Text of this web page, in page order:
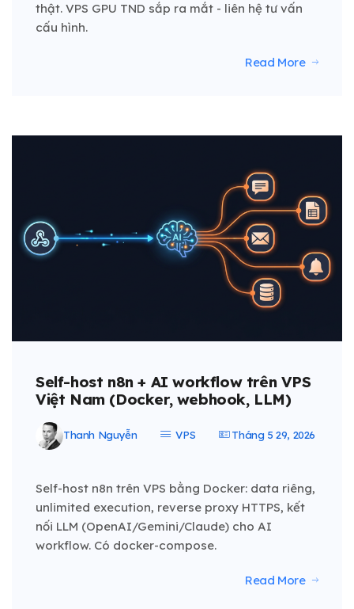
thật. VPS GPU TND sắp ra mắt - liên hệ tư vấn
cấu hình.
Read More
Self-host n8n + AI workflow trên VPS
Việt Nam (Docker, webhook, LLM)
Thanh Nguyễn VPS Tháng 5 29, 2026
Self-host n8n trên VPS bằng Docker: data riêng,
unlimited execution, reverse proxy HTTPS, kết
nối LLM (OpenAI/Gemini/Claude) cho AI
workflow. Có docker-compose.
Read More